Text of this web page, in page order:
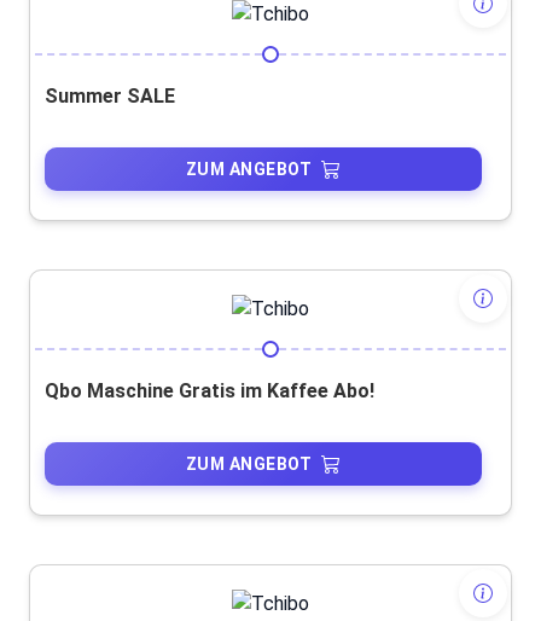
Summer SALE
ZUM ANGEBOT
Qbo Maschine Gratis im Kaffee Abo!
ZUM ANGEBOT